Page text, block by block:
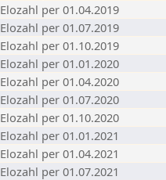
Elozahl per 01.04.2019
Elozahl per 01.07.2019
Elozahl per 01.10.2019
Elozahl per 01.01.2020
Elozahl per 01.04.2020
Elozahl per 01.07.2020
Elozahl per 01.10.2020
Elozahl per 01.01.2021
Elozahl per 01.04.2021
Elozahl per 01.07.2021